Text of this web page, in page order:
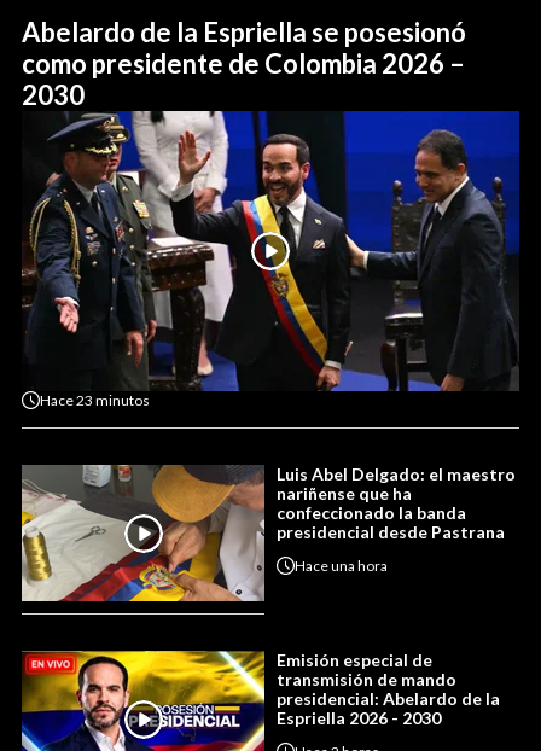
Abelardo de la Espriella se posesionó
como presidente de Colombia 2026 –
2030
Hace23 minutos
Luis Abel Delgado: el maestro
nariñense que ha
confeccionado la banda
presidencial desde Pastrana
Haceuna hora
Emisión especial de
transmisión de mando
presidencial: Abelardo de la
Espriella 2026 - 2030